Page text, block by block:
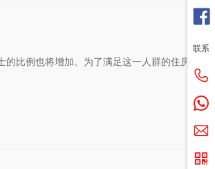
联系
比例也将增加。为了满足这一人群的住房需求